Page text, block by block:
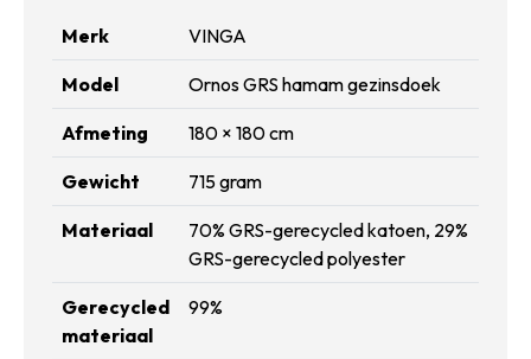
Merk VINGA
Model Ornos GRS hamam gezinsdoek
Afmeting 180 × 180 cm
Gewicht 715 gram
Materiaal
70% GRS-gerecycled katoen, 29%
GRS-gerecycled polyester
Gerecycled
materiaal
99%